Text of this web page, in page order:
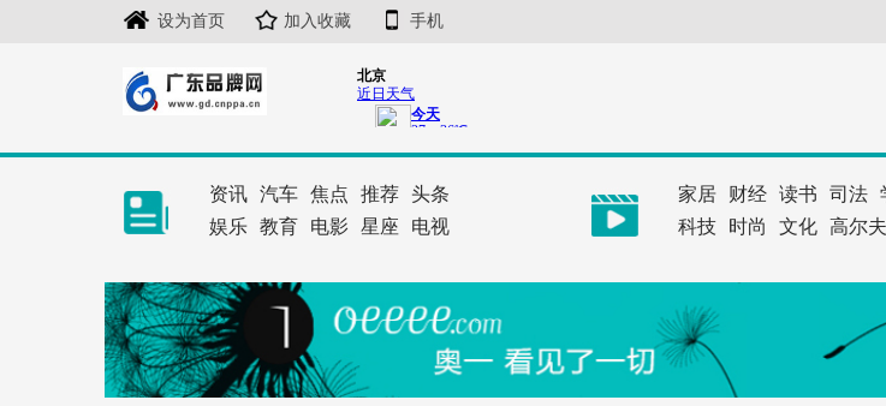
设为首页 加入收藏 手机
资讯 汽车 焦点 推荐 头条
娱乐 教育 电影 星座 电视
家居 财经 读书 司法
科技
时尚 文化 高尔夫